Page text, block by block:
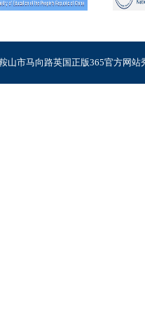
山市马向路英国正版365官方网